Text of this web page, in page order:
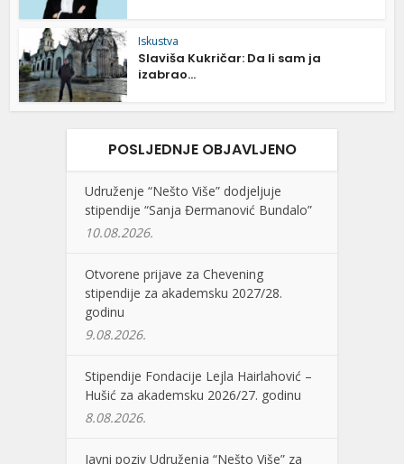
Iskustva
Slaviša Kukričar: Da li sam ja
izabrao...
POSLJEDNJE OBJAVLJENO
Udruženje “Nešto Više” dodjeljuje
stipendije “Sanja Đermanović Bundalo”
10.08.2026.
Otvorene prijave za Chevening
stipendije za akademsku 2027/28.
godinu
9.08.2026.
Stipendije Fondacije Lejla Hairlahović –
Hušić za akademsku 2026/27. godinu
8.08.2026.
Javni poziv Udruženja “Nešto Više” za